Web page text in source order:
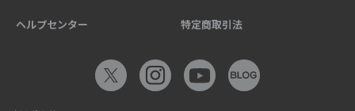
ヘルプセンター 特定商取引法